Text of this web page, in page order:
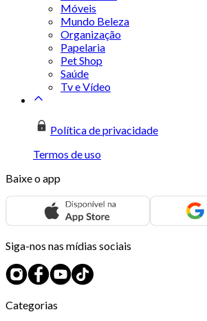
Móveis
Mundo Beleza
Organização
Papelaria
Pet Shop
Saúde
Tv e Vídeo
Política de privacidade
Termos de uso
Baixe o app
Siga-nos nas mídias sociais
Categorias